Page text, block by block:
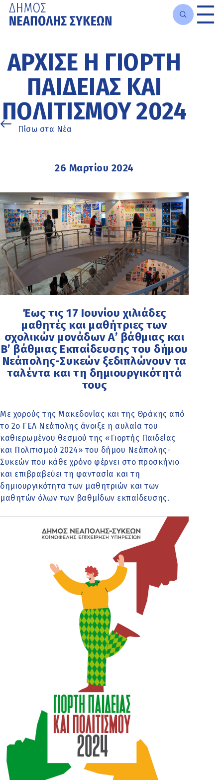
κυρίως
περιεχόμενο
ΆΡΧΙΣΕ Η ΓΙΟΡΤΉ
ΠΑΙΔΕΊΑΣ ΚΑΙ
ΠΟΛΙΤΙΣΜΟΎ 2024
Πίσω στα Νέα
26 Μαρτίου 2024
Έως τις 17 Ιουνίου χιλιάδες
μαθητές και μαθήτριες των
σχολικών μονάδων Α’ βάθμιας και
Β’ βάθμιας Εκπαίδευσης του δήμου
Νεάπολης-Συκεών ξεδιπλώνουν τα
ταλέντα και τη δημιουργικότητά
τους
Με χορούς της Μακεδονίας και της Θράκης από
το 2ο ΓΕΛ Νεάπολης άνοιξε η αυλαία του
καθιερωμένου θεσμού της «Γιορτής Παιδείας
και Πολιτισμού 2024» του δήμου Νεάπολης-
Συκεών που κάθε χρόνο φέρνει στο προσκήνιο
και επιβραβεύει τη φαντασία και τη
δημιουργικότητα των μαθητριών και των
μαθητών όλων των βαθμίδων εκπαίδευσης.